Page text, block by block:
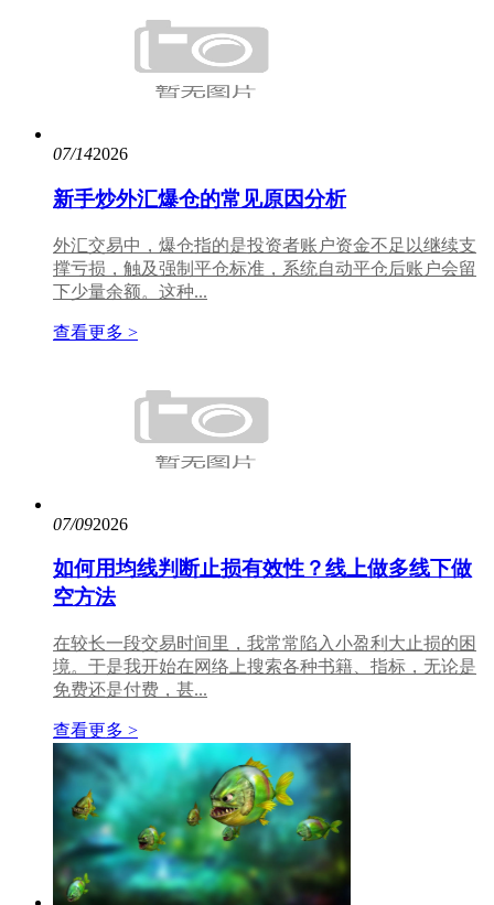
07/142026
新手炒外汇爆仓的常见原因分析
外汇交易中，爆仓指的是投资者账户资金不足以继续支
撑亏损，触及强制平仓标准，系统自动平仓后账户会留
下少量余额。这种...
查看更多 >
07/092026
如何用均线判断止损有效性？线上做多线下做
空方法
在较长一段交易时间里，我常常陷入小盈利大止损的困
境。于是我开始在网络上搜索各种书籍、指标，无论是
免费还是付费，甚...
查看更多 >